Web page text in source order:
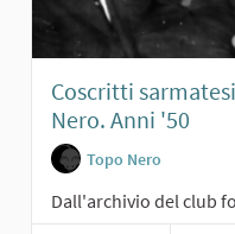
Coscritti
Nero. Anni '50
Topo Nero
Dall'archivio del club